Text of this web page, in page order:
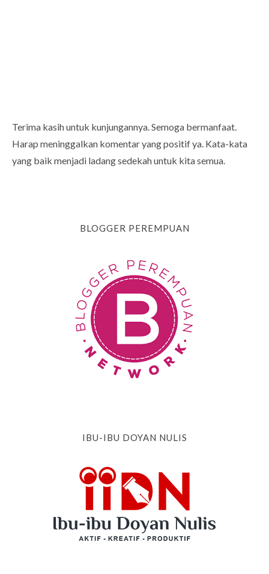
Terima kasih untuk kunjungannya. Semoga bermanfaat.
Harap meninggalkan komentar yang positif ya. Kata-kata
yang baik menjadi ladang sedekah untuk kita semua.
BLOGGER PEREMPUAN
IBU-IBU DOYAN NULIS